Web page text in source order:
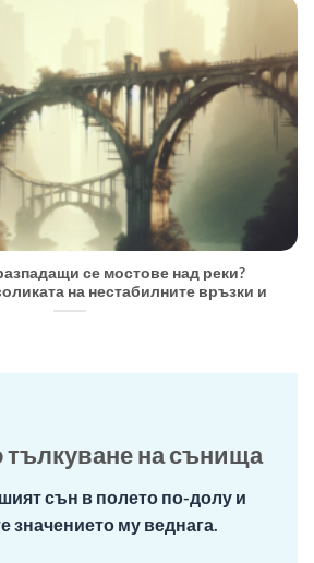
се мостове над реки?
на нестабилните връзки и
тълкуване на сънища
сън в полето по-долу и
значението му веднага.